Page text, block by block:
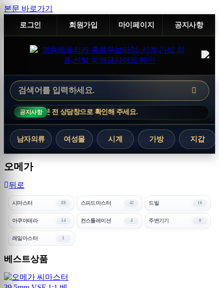
본문 바로가기
로그인 회원가입 마이페이지 공지사항
공지사항
전 상담창으로 확인해 주세요.
남자의류 여성몰 시계 가방 지갑
오메가
뒤로
시마스터 88 스피드마스터 42 드빌 16
아쿠아테라 14 컨스틀레이션 4 주변기기 0
레일마스터 1
베스트상품